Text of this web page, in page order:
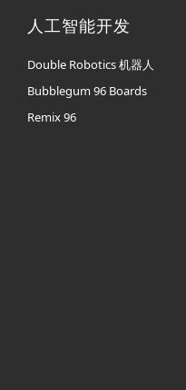
人工智能开发
Double Robotics 机器人
Bubblegum 96 Boards
Remix 96